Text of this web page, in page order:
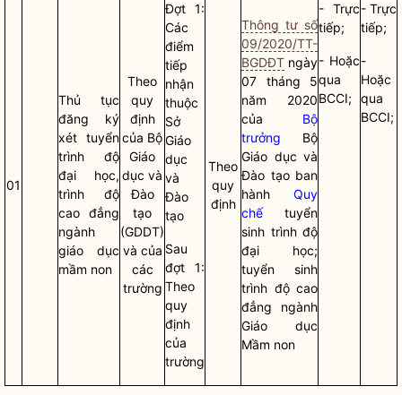
01
Thủ tục
đăng ký
xét tuyển
trình độ
đại học,
trình độ
cao đẳng
ngành
giáo dục
mầm non
Theo
quy
định
của Bộ
Giáo
dục và
Đào
tạo
(GDDT)
và của
các
trường
Đợt 1:
Các
điểm
tiếp
nhận
thuộc
Sở
Giáo
dục
và
Đào
tạo
Sau
đợt 1:
Theo
quy
định
của
trường
Theo
quy
định
Thông tư số
09/2020/TT-
BGDĐT ngày
07 tháng 5
năm 2020
của Bộ
trưởng Bộ
Giáo dục và
Đào tạo ban
hành Quy
chếtuyển
sinh trình độ
đại học;
tuyển sinh
trình độ cao
đẳng ngành
Giáo dục
Mầm non
- Trực
tiếp;
- Hoặc
qua
BCCI;
- Trực
tiếp;
-
Hoặc
qua
BCCI;